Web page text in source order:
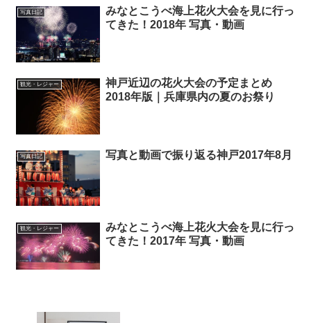
写真日記
みなとこうべ海上花火大会を見に行っ
てきた！2018年 写真・動画
観光・レジャー
神戸近辺の花火大会の予定まとめ
2018年版｜兵庫県内の夏のお祭り
写真日記 写真と動画で振り返る神戸2017年8月
観光・レジャー
みなとこうべ海上花火大会を見に行っ
てきた！2017年 写真・動画